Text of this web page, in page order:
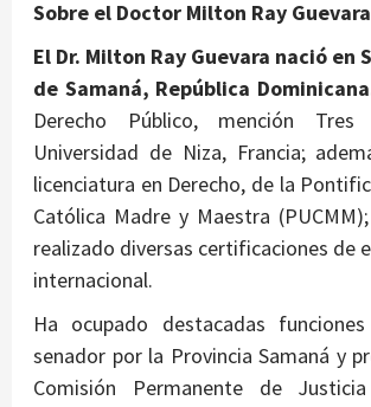
Sobre el Doctor Milton Ray Guevara
El Dr. Milton Ray Guevara nació en
de Samaná, República
Derecho Público, mención
Universidad de Niza, Francia;
licenciatura en Derecho, de la
Católica Madre y Maestra
realizado diversas certificaciones de
internacional.
Ha ocupado destacadas
senador por la Provincia Samaná y
Comisión Permanente de